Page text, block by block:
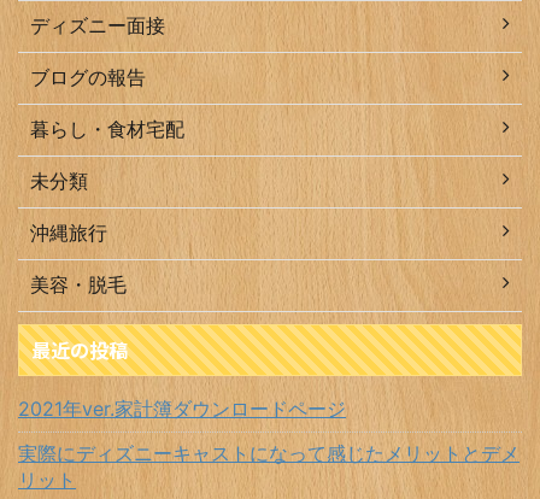
ディズニー面接
ブログの報告
暮らし・食材宅配
未分類
沖縄旅行
美容・脱毛
最近の投稿
2021年ver.家計簿ダウンロードページ
実際にディズニーキャストになって感じたメリットとデメ
リット